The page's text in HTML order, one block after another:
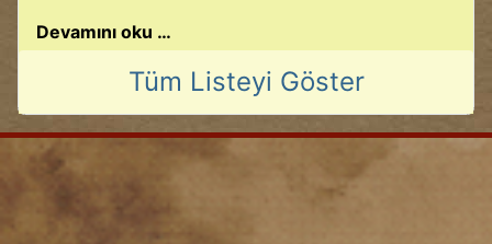
Devamını oku …
2026-07-09 11:03:42
Tüm Listeyi Göster